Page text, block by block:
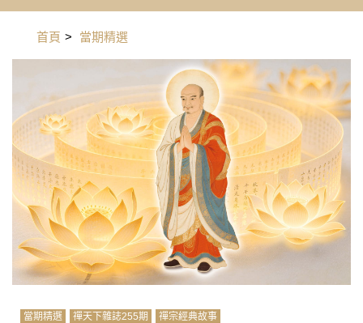
首頁 > 當期精選
當期精選 禪天下雜誌255期 禪宗經典故事